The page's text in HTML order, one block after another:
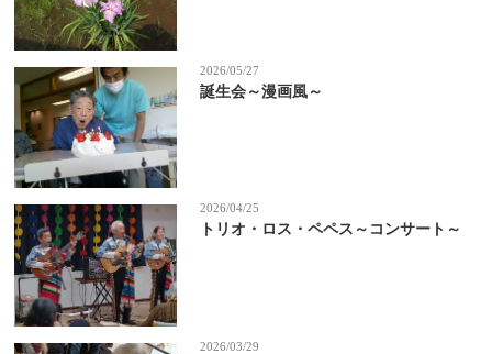
2026/05/27
誕生会～漫画風～
2026/04/25
トリオ・ロス・ペペス～コンサート～
2026/03/29